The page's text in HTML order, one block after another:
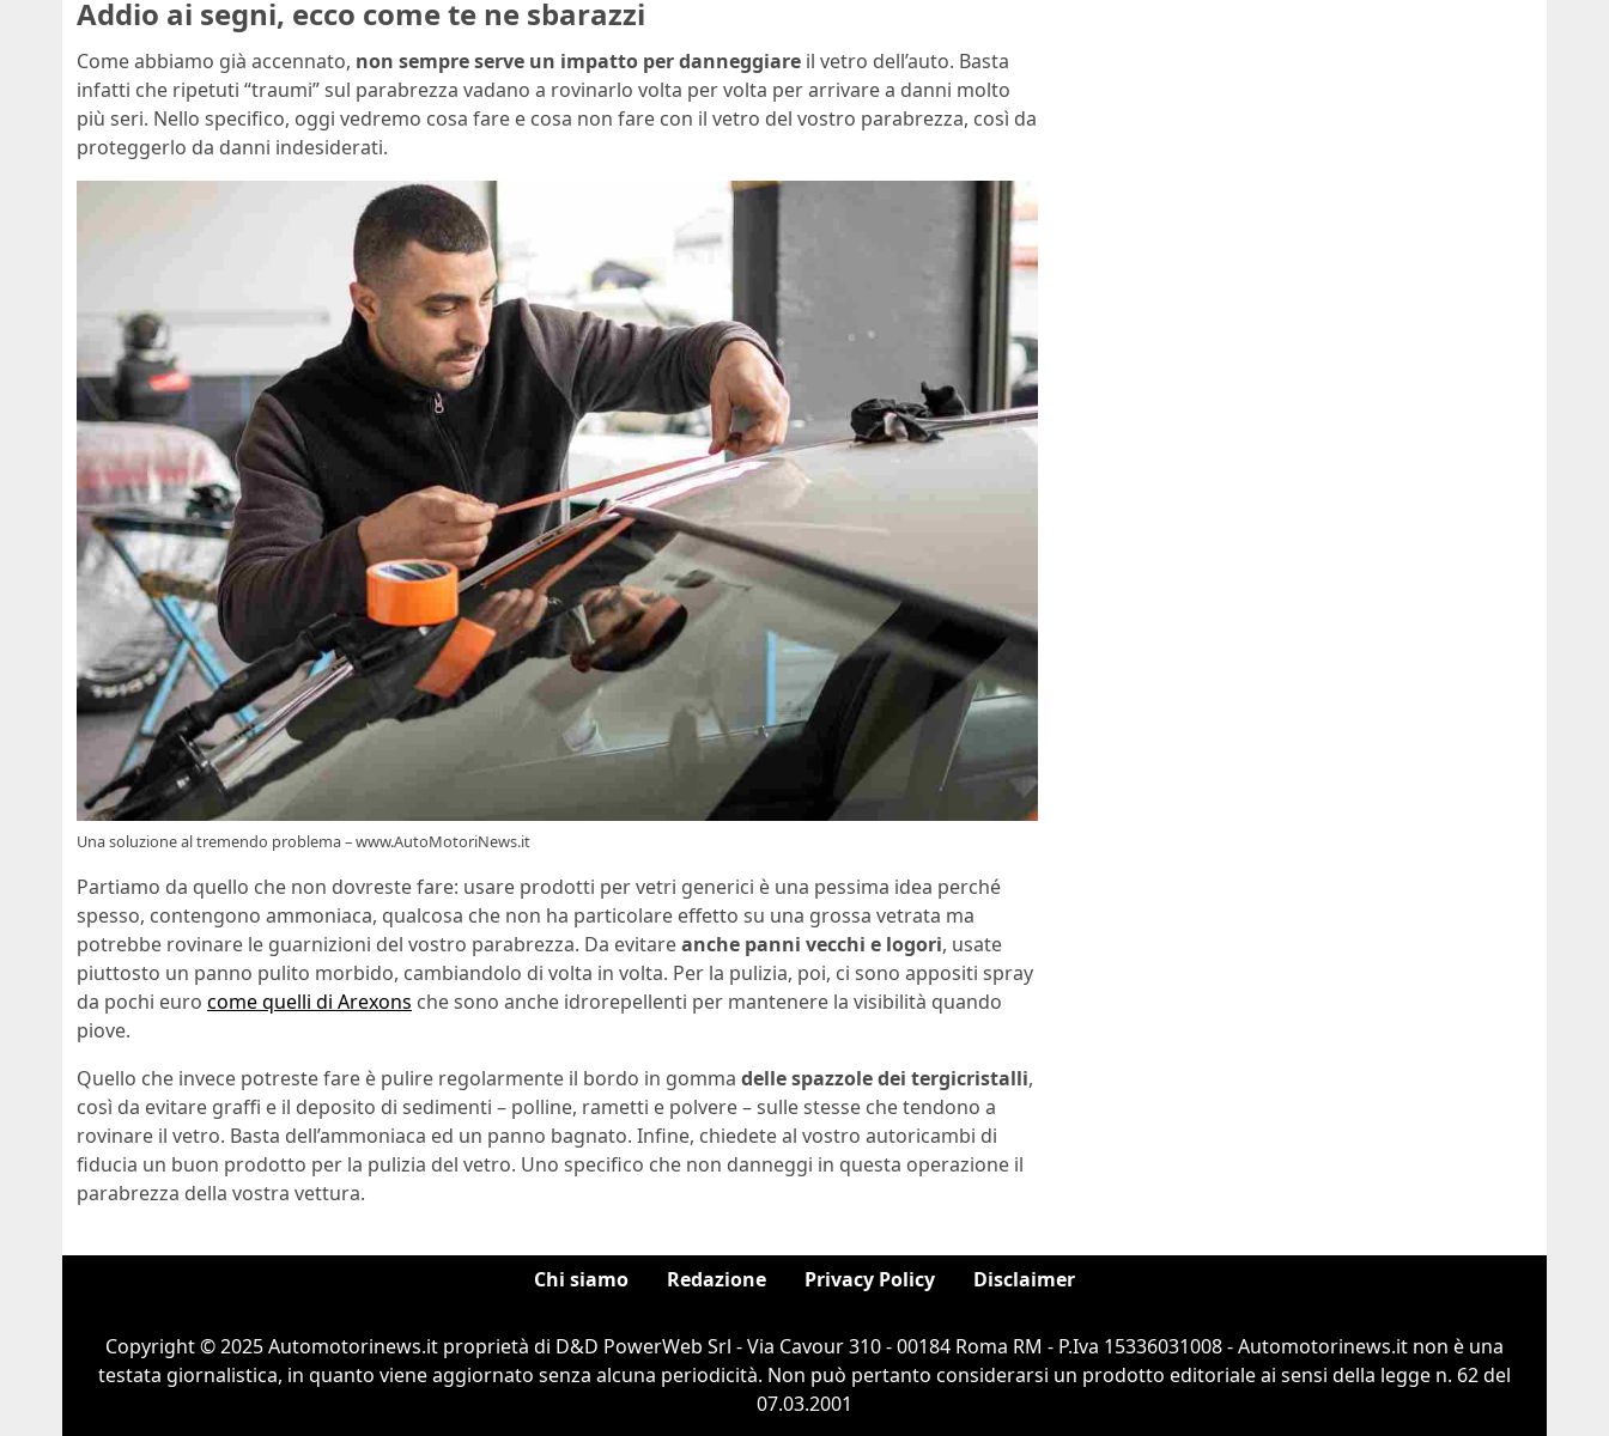
Addio ai segni, ecco come te ne sbarazzi
Come abbiamo già accennato, non sempre serve un impatto per danneggiare il vetro dell’auto. Basta
infatti che ripetuti “traumi” sul parabrezza vadano a rovinarlo volta per volta per arrivare a danni molto
più seri. Nello specifico, oggi vedremo cosa fare e cosa non fare con il vetro del vostro parabrezza, così da
proteggerlo da danni indesiderati.
Una soluzione al tremendo problema – www.AutoMotoriNews.it
Partiamo da quello che non dovreste fare: usare prodotti per vetri generici è una pessima idea perché
spesso, contengono ammoniaca, qualcosa che non ha particolare effetto su una grossa vetrata ma
potrebbe rovinare le guarnizioni del vostro parabrezza. Da evitareanche panni vecchi e logori, usate
piuttosto un panno pulito morbido, cambiandolo di volta in volta. Per la pulizia, poi, ci sono appositi spray
da pochi euro come quelli di Arexons che sono anche idrorepellenti per mantenere la visibilità quando
piove.
Quello che invece potreste fare è pulire regolarmente il bordo in gomma delle spazzole dei tergicristalli,
così da evitare graffi e il deposito di sedimenti – polline, rametti e polvere – sulle stesse che tendono a
rovinare il vetro. Basta dell’ammoniaca ed un panno bagnato. Infine, chiedete al vostro autoricambi di
fiducia un buon prodotto per la pulizia del vetro. Uno specifico che non danneggi in questa operazione il
parabrezza della vostra vettura.
Chi siamo Redazione Privacy Policy Disclaimer
Copyright © 2025 Automotorinews.it proprietà di D&D PowerWeb Srl - Via Cavour 310 - 00184 Roma RM - P.Iva 15336031008 - Automotorinews.it non è una
testata giornalistica, in quanto viene aggiornato senza alcuna periodicità. Non può pertanto considerarsi un prodotto editoriale ai sensi della legge n. 62 del
07.03.2001